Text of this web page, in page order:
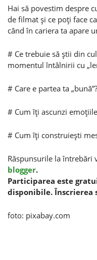
Hai să povestim despre
de filmat şi ce poţi face
când în cariera ta apare
# Ce trebuie să ştii din
momentul întâlnirii cu
# Care e partea ta
# Cum îţi ascunzi
# Cum îţi construieşti
Răspunsurile la întrebări
blogger.
Participarea este
disponibile. Înscrierea
foto: pixabay.com